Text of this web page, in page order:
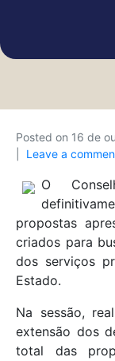
Posted on 16 de
Leave a
O
propostas
criados para
dos serviços
Estado.
Na sessão,
extensão dos
total das